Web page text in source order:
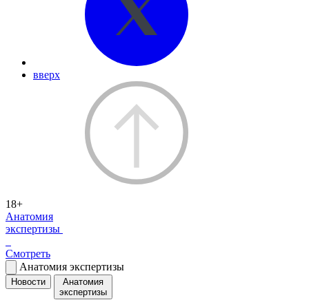
вверх
18+
Анатомия
экспертизы
Смотреть
Анатомия экспертизы
Новости
Анатомия
экспертизы